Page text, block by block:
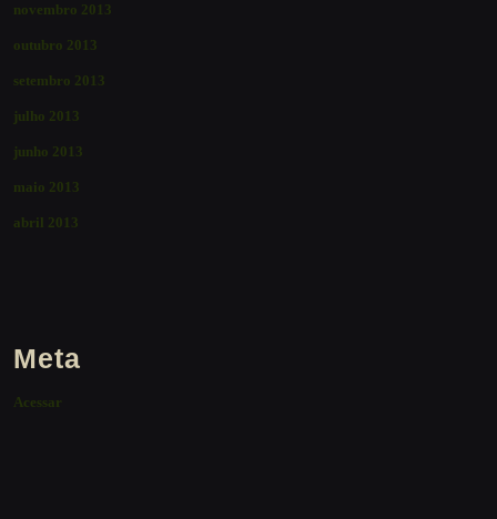
novembro 2013
outubro 2013
setembro 2013
julho 2013
junho 2013
maio 2013
abril 2013
Meta
Acessar